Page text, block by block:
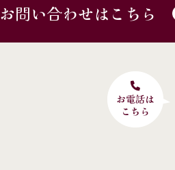
お問い合わせはこちら